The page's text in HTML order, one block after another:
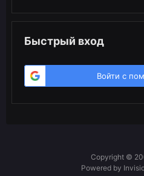
Быстрый вход
Войти с
Copyright ©
Powered by